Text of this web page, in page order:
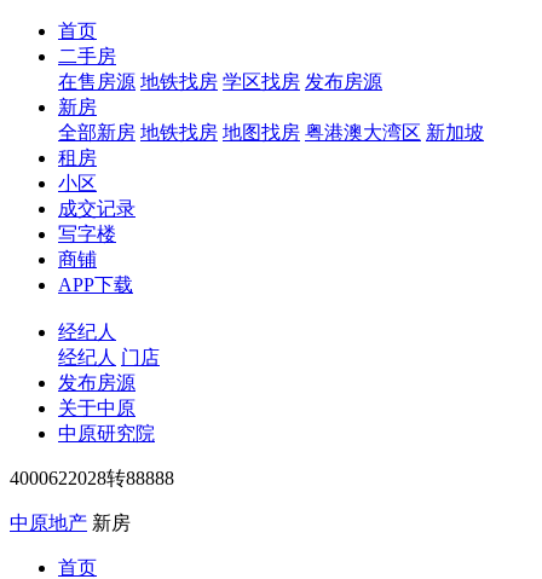
首页
二手房
在售房源 地铁找房 学区找房 发布房源
新房
全部新房 地铁找房 地图找房 粤港澳大湾区 新加坡
租房
小区
成交记录
写字楼
商铺
APP下载
经纪人
经纪人 门店
发布房源
关于中原
中原研究院
4000622028转88888
中原地产 新房
首页